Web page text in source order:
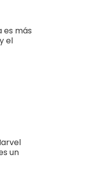
es más
el
un